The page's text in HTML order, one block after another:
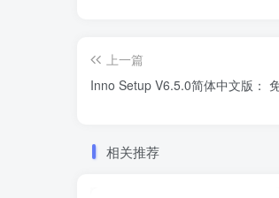
上一篇
Inno Setup V6.5.0简体中文版：
相关推荐